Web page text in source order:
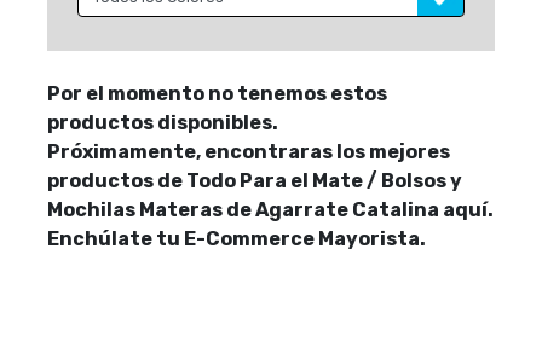
Por el momento no tenemos estos
productos disponibles.
Próximamente, encontraras los mejores
productos de Todo Para el Mate / Bolsos y
Mochilas Materas de Agarrate Catalina aquí.
Enchúlate tu E-Commerce Mayorista.